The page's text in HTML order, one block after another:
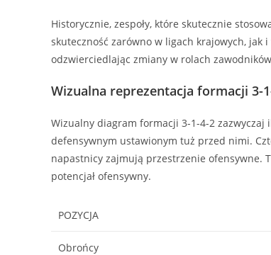
Historycznie, zespoły, które skutecznie
skuteczność zarówno w ligach krajowych, jak
odzwierciedlając zmiany w rolach
Wizualna reprezentacja formacji 3-
Wizualny diagram formacji 3-1-4-2
defensywnym ustawionym tuż przed nimi.
napastnicy zajmują przestrzenie ofensywne.
potencjał ofensywny.
POZYCJA
Obrońcy